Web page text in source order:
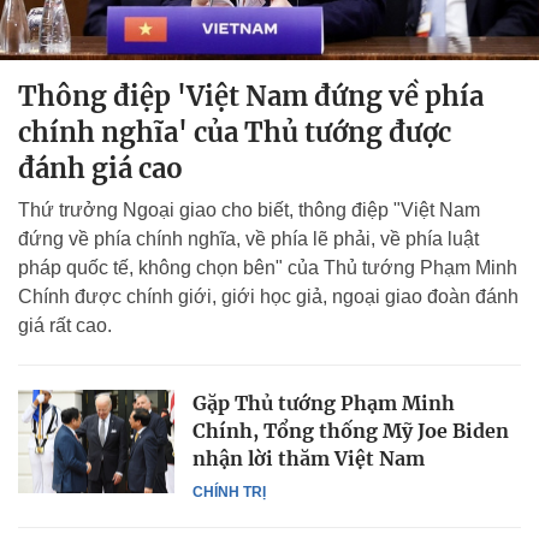
Thông điệp 'Việt Nam đứng về phía
chính nghĩa' của Thủ tướng được
đánh giá cao
Thứ trưởng Ngoại giao cho biết, thông điệp "Việt Nam
đứng về phía chính nghĩa, về phía lẽ phải, về phía luật
pháp quốc tế, không chọn bên" của Thủ tướng Phạm Minh
Chính được chính giới, giới học giả, ngoại giao đoàn đánh
giá rất cao.
CHÍNH TRỊ
Gặp Thủ tướng Phạm Minh
Chính, Tổng thống Mỹ Joe Biden
nhận lời thăm Việt Nam